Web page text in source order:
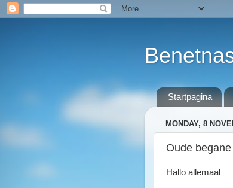
Startpagina
MONDAY, 8
Oude
Hallo allemaal